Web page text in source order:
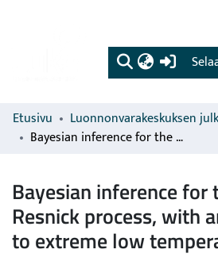
Etusivu
Bayesian inference for the Brown-Resnick process, with an application to extreme low temperatures
Bayesian inference
Resnick process, with
to extreme low